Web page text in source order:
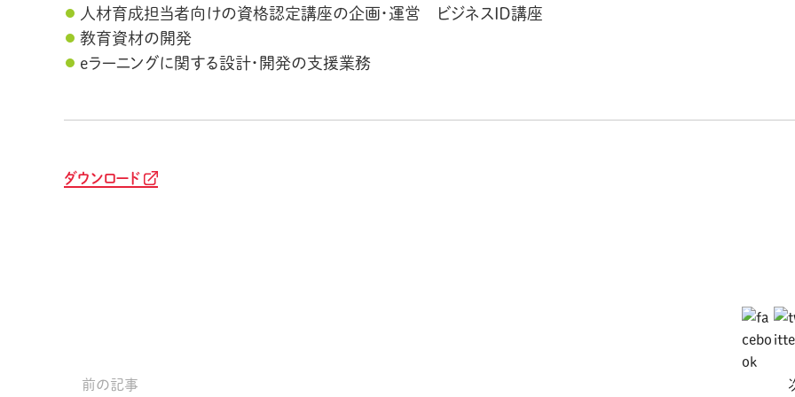
人材育成担当者向けの資格認定講座の企画・運営 ビジネスID講座
教育資材の開発
eラーニングに関する設計・開発の支援業務
ダウンロード
前の記事